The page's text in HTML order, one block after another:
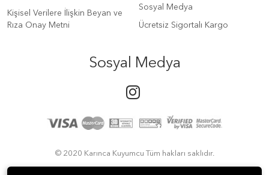
Kişisel Verilere İlişkin Beyan ve
Rıza Onay Metni
Sosyal Medya
Ücretsiz Sigortalı Kargo
Sosyal Medya
© 2020 Karınca Kuyumcu Tüm hakları saklıdır.